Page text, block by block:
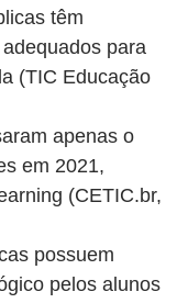
têm
para
(TIC Educação
apenas o
em 2021,
(CETIC.br,
possuem
pelos alunos